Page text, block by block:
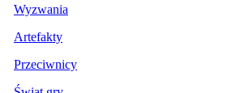
Wyzwania
Artefakty
Przeciwnicy